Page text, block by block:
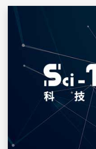
設備與儀器。多年來，
榮芳仍堅守於此，持續